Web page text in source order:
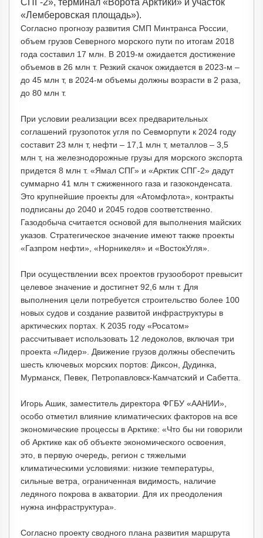
СПГ-2», терминал «Ворота Арктики» и участок
«Лемберовская площадь»).
Согласно прогнозу развития СМП Минтранса России,
объем грузов Северного морского пути по итогам 2018
года составил 17 млн. В 2019-м ожидается достижение
объемов в 26 млн т. Резкий скачок ожидается в 2023-м –
до 45 млн т, в 2024-м объемы должны возрасти в 2 раза,
до 80 млн т.
При условии реализации всех предварительных
соглашений грузопоток угля по Севморпути к 2024 году
составит 23 млн т, нефти – 17,1 млн т, металлов – 3,5
млн т, на железнодорожные грузы для морского экспорта
придется 8 млн т. «Ямал СПГ» и «Арктик СПГ-2» дадут
суммарно 41 млн т сжиженного газа и газоконденсата.
Это крупнейшие проекты для «Атомфлота», контракты
подписаны до 2040 и 2045 годов соответственно.
Газодобыча считается основой для выполнения майских
указов. Стратегическое значение имеют также проекты
«Газпром нефти», «Норникеля» и «ВостокУгля».
При осуществлении всех проектов грузооборот превысит
целевое значение и достигнет 92,6 млн т. Для
выполнения цели потребуется строительство более 100
новых судов и создание развитой инфраструктуры в
арктических портах. К 2035 году «Росатом»
рассчитывает использовать 12 ледоколов, включая три
проекта «Лидер». Движение грузов должны обеспечить
шесть ключевых морских портов: Диксон, Дудинка,
Мурманск, Певек, Петропавловск-Камчатский и Сабетта.
Игорь Ашик, заместитель директора ФГБУ «ААНИИ»,
особо отметил влияние климатических факторов на все
экономические процессы в Арктике: «Что бы ни говорили
об Арктике как об объекте экономического освоения,
это, в первую очередь, регион с тяжелыми
климатическими условиями: низкие температуры,
сильные ветра, ограниченная видимость, наличие
ледяного покрова в акватории. Для их преодоления
нужна инфраструктура».
Согласно проекту сводного плана развития маршрута